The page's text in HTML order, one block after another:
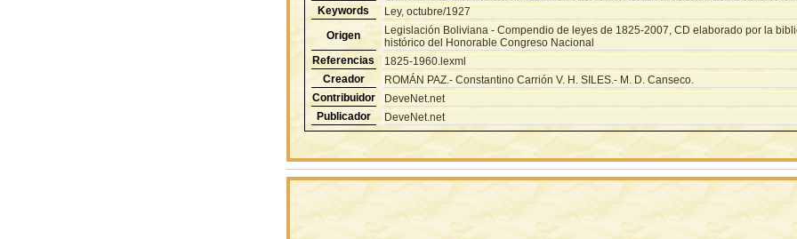
Keywords
Ley, octubre/1927
Origen
Legislación Boliviana - Compendio de leyes de 1825-2007, CD elaborado por la
histórico del Honorable Congreso Nacional
Referencias
1825-1960.lexml
Creador
ROMÁN PAZ.- Constantino Carrión V. H. SILES.- M. D. Canseco.
Contribuidor
DeveNet.net
Publicador
DeveNet.net